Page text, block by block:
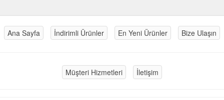
Ana Sayfa İndirimli Ürünler En Yeni Ürünler Bize Ulaşın
Müşteri Hizmetleri İletişim